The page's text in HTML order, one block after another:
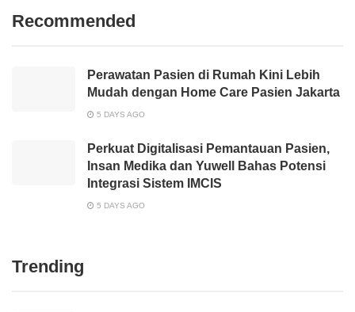
Recommended
Perawatan Pasien di Rumah Kini Lebih
Mudah dengan Home Care Pasien Jakarta
5 DAYS AGO
Perkuat Digitalisasi Pemantauan Pasien,
Insan Medika dan Yuwell Bahas Potensi
Integrasi Sistem IMCIS
5 DAYS AGO
Trending